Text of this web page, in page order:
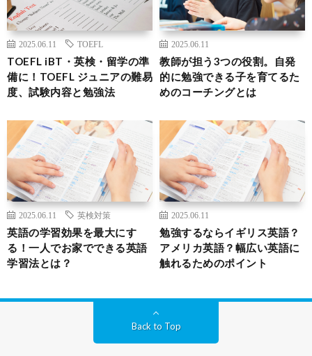
2025.06.11 TOEFL
TOEFL iBT・英検・留学の準
備に！TOEFL ジュニアの難易
度、試験内容と勉強法
2025.06.11
教師が担う3つの役割。自発
的に勉強できる子を育てるた
めのコーチングとは
2025.06.11 英検対策
英語の学習効果を最大にす
る！一人でお家でできる英語
学習法とは？
2025.06.11
勉強するならイギリス英語？
アメリカ英語？幅広い英語に
触れるためのポイント
Back to Top